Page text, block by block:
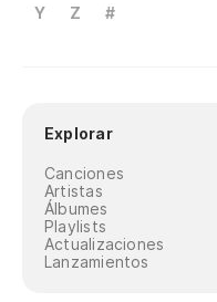
Y
Z #
Explorar
Canciones
Artistas
Álbumes
Playlists
Actualizaciones
Lanzamientos